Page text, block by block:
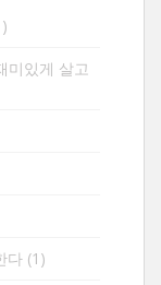
미있게 살고
다(1)